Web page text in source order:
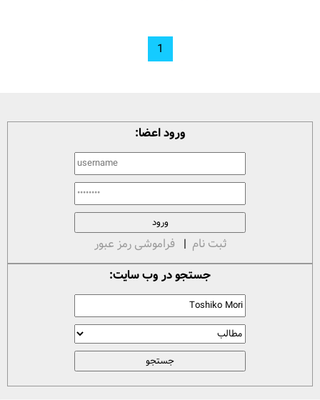
1
ورود اعضا:
ثبت نام | فراموشی رمز عبور
جستجو در وب سایت: